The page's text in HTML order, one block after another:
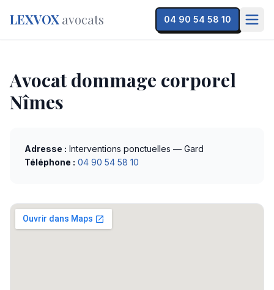
LEXVOX avocats 04 90 54 58 10
Avocat dommage corporel
Nîmes
Adresse : Interventions ponctuelles — Gard
Téléphone : 04 90 54 58 10